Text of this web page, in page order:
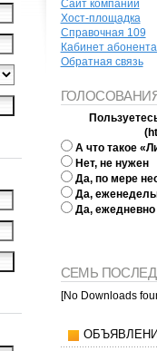
Сайт компании
Хост-площадка
Справочная 109
Кабинет
Обратная связь
А что такое
Нет, не нужен
Да, по мере
Да,
Да, ежедневно
СЕМЬ
[No Downloads